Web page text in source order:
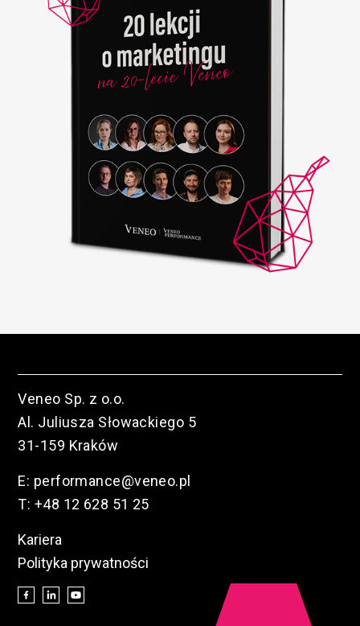
Veneo Sp. z o.o.
Al. Juliusza Słowackiego 5
31-159 Kraków
E: performance@veneo.pl
T: +48 12 628 51 25
Kariera
Polityka prywatności